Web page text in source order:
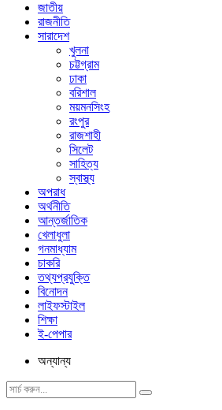
জাতীয়
রাজনীতি
সারাদেশ
খুলনা
চট্টগ্রাম
ঢাকা
বরিশাল
ময়মনসিংহ
রংপুর
রাজশাহী
সিলেট
সাহিত্য
স্বাস্থ্য
অপরাধ
অর্থনীতি
আন্তর্জাতিক
খেলাধুলা
গনমাধ্যাম
চাকরি
তথ্যপ্রযুক্তি
বিনোদন
লাইফস্টাইল
শিক্ষা
ই-পেপার
অন্যান্য